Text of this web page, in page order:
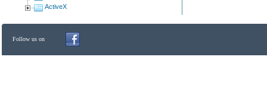
ActiveX
Follow us on